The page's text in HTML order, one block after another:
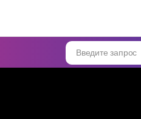
Введите запрос